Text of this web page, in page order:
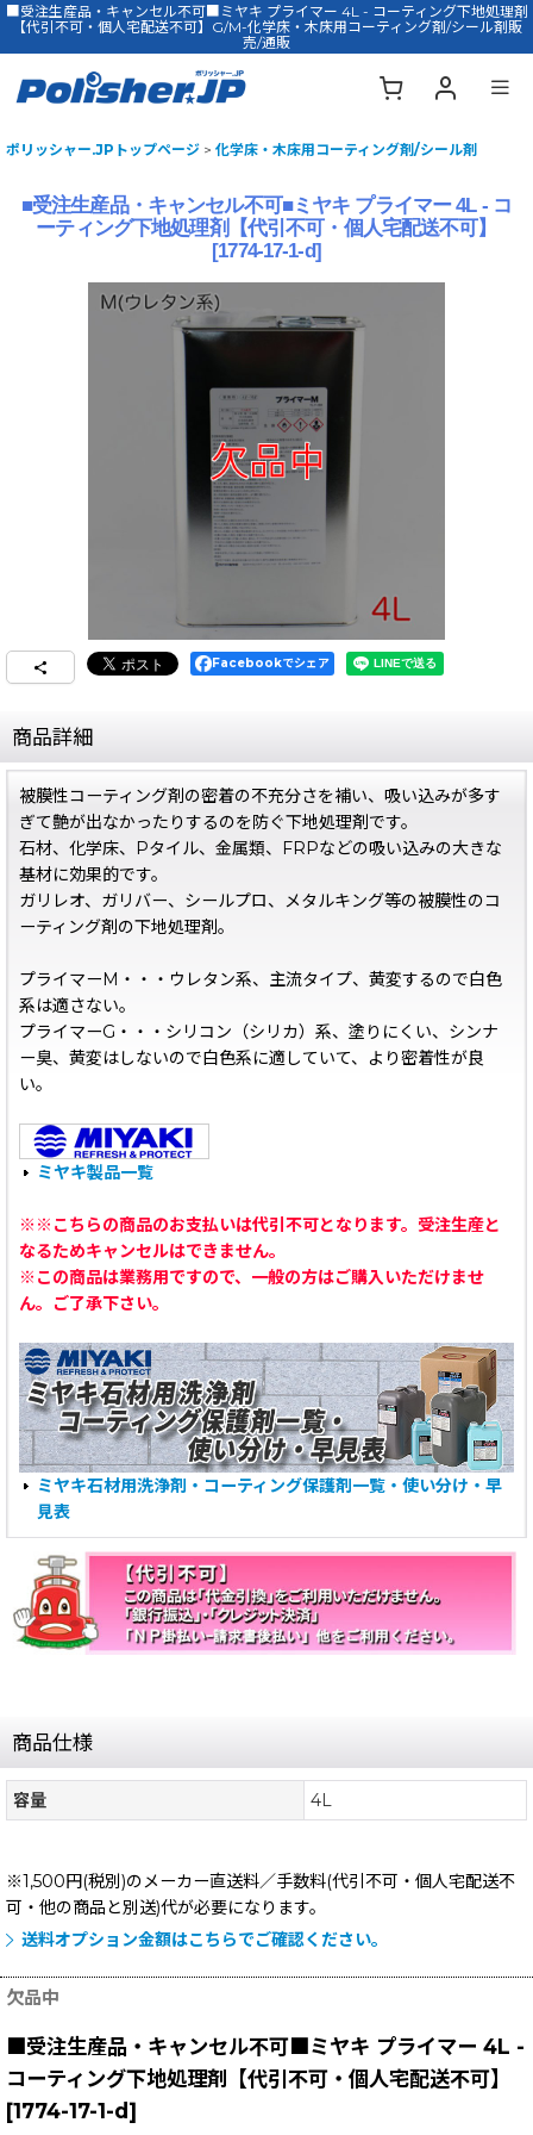
■受注生産品・キャンセル不可■ミヤキ プライマー 4L - コーティング下地処理剤
【代引不可・個人宅配送不可】G/M-化学床・木床用コーティング剤/シール剤販
売/通販
ポリッシャー.JPトップページ > 化学床・木床用コーティング剤/シール剤
■受注生産品・キャンセル不可■ミヤキ プライマー 4L - コ
ーティング下地処理剤【代引不可・個人宅配送不可】
[1774-17-1-d]
Facebookでシェア
商品詳細
被膜性コーティング剤の密着の不充分さを補い、吸い込みが多す
ぎて艶が出なかったりするのを防ぐ下地処理剤です。
石材、化学床、Pタイル、金属類、FRPなどの吸い込みの大きな
基材に効果的です。
ガリレオ、ガリバー、シールプロ、メタルキング等の被膜性のコ
ーティング剤の下地処理剤。
プライマーM・・・ウレタン系、主流タイプ、黄変するので白色
系は適さない。
プライマーG・・・シリコン（シリカ）系、塗りにくい、シンナ
ー臭、黄変はしないので白色系に適していて、より密着性が良
い。
ミヤキ製品一覧
※※こちらの商品のお支払いは代引不可となります。受注生産と
なるためキャンセルはできません。
※この商品は業務用ですので、一般の方はご購入いただけませ
ん。ご了承下さい。
ミヤキ石材用洗浄剤・コーティング保護剤一覧・使い分け・早
見表
商品仕様
容量 4L
※1,500円(税別)のメーカー直送料／手数料(代引不可・個人宅配送不
可・他の商品と別送)代が必要になります。
送料オプション金額はこちらでご確認ください。
欠品中
■受注生産品・キャンセル不可■ミヤキ プライマー 4L -
コーティング下地処理剤【代引不可・個人宅配送不可】
[1774-17-1-d]